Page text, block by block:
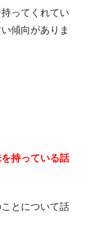
ってくれてい
傾向がありま
持っている話
とについて話